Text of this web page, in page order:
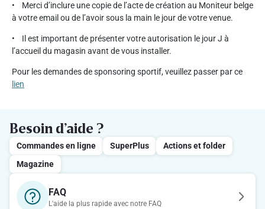
• Merci d’inclure une copie de l’acte de création au Moniteur belge
à votre email ou de l’avoir sous la main le jour de votre venue.
• Il est important de présenter votre autorisation le jour J à
l’accueil du magasin avant de vous installer.
Pour les demandes de sponsoring sportif, veuillez passer par ce
lien
Besoin d’aide ?
Commandes en ligne SuperPlus
Actions et folder
Magazine
FAQ
L'aide la plus rapide avec notre FAQ